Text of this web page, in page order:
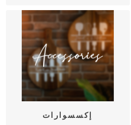
إكسسوارات